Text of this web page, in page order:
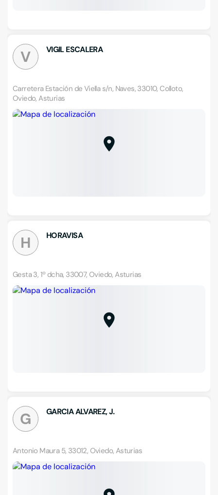
V VIGIL ESCALERA
Carretera Estación de Viella s/n, Naves, 33010, Colloto,
Oviedo, Asturias
H HORAVISA
Gesta 3, 1º dcha, 33007, Oviedo, Asturias
G GARCIA ALVAREZ, J.
Antonio Maura 5, 33012, Oviedo, Asturias